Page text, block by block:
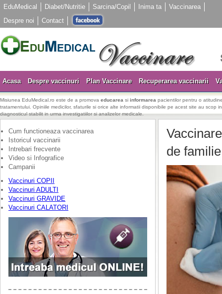
EduMedical Diabet/Nutritie Sarcina/Copil Inima ta
Vaccinarea
Despre noi
Contact
Acasa Despre vaccinuri Plan Vaccinare Recuperarea vaccinarii
Misiunea EduMedical.ro este de a promova educarea si informarea pacientilor pentru o
tratamentului. Opiniile medicilor, sfaturile si orice alte informatii disponibile pe acest site au scop
diagnosticul stabilit in urma investigatiilor si analizelor medicale.
Cum functioneaza vaccinarea
Istoricul vaccinarii
Intrebari frecvente
Video si Infografice
Campanii
Vaccinuri COPII
Vaccinuri ADULTI
Vaccinuri GRAVIDE
Vaccinuri CALATORI
de familie